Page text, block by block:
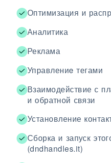
Оптимизация и
Аналитика
Реклама
Управлениe тегами
Взаимодействие с
и обратной связи
Установление
Сборка и запуск
(dndhandles.it)